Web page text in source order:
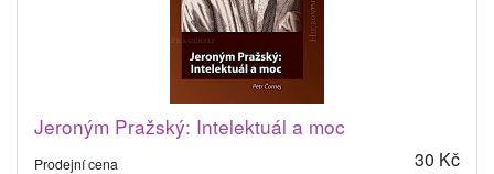
Jeroným Pražský: Intelektuál a moc
Prodejní cena 30 Kč